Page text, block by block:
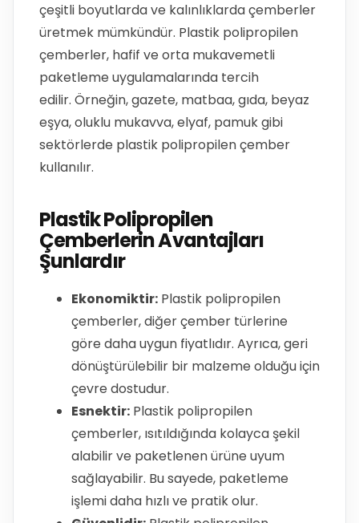
çeşitli boyutlarda ve kalınlıklarda çemberler
üretmek mümkündür. Plastik polipropilen
çemberler, hafif ve orta mukavemetli
paketleme uygulamalarında tercih
edilir. Örneğin, gazete, matbaa, gıda, beyaz
eşya, oluklu mukavva, elyaf, pamuk gibi
sektörlerde plastik polipropilen çember
kullanılır.
Plastik Polipropilen
Çemberlerin Avantajları
Şunlardır
Ekonomiktir: Plastik polipropilen
çemberler, diğer çember türlerine
göre daha uygun fiyatlıdır. Ayrıca, geri
dönüştürülebilir bir malzeme olduğu için
çevre dostudur.
Esnektir: Plastik polipropilen
çemberler, ısıtıldığında kolayca şekil
alabilir ve paketlenen ürüne uyum
sağlayabilir. Bu sayede, paketleme
işlemi daha hızlı ve pratik olur.